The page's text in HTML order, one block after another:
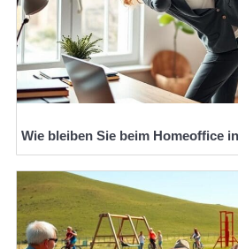
Wie bleiben Sie beim Homeoffice